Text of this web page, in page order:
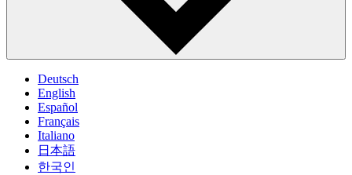
Deutsch
English
Español
Français
Italiano
日本語
한국인